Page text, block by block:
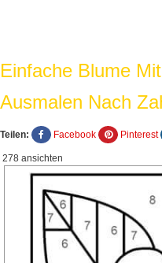
Einfache Blume
Ausmalen Nach
Teilen: Facebook Pinterest
278 ansichten